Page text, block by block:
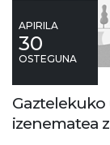
APIRILA
30
OSTEGUNA
izenematea